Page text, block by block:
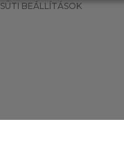
SÜTI BEÁLLÍTÁSOK